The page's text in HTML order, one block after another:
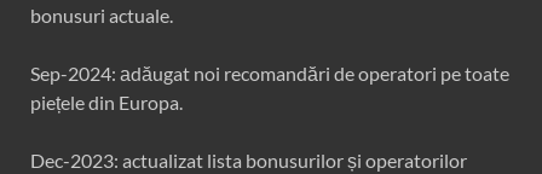
bonusuri actuale.
Sep-2024: аdăugat noi recomandări de operatori pe toate
piețele din Europa.
Dec-2023: actualizat lista bonusurilor și operatorilor